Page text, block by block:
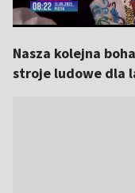
Nasza kolejna
stroje ludowe dla